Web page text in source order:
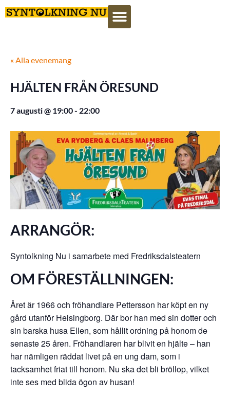
« Alla evenemang
HJÄLTEN FRÅN ÖRESUND
7 augusti @ 19:00- 22:00
ARRANGÖR:
Syntolkning Nu i samarbete med Fredriksdalsteatern
OM FÖRESTÄLLNINGEN:
Året är 1966 och fröhandlare Pettersson har köpt en ny
gård utanför Helsingborg. Där bor han med sin dotter och
sin barska husa Ellen, som hållit ordning på honom de
senaste 25 åren. Fröhandlaren har blivit en hjälte – han
har nämligen räddat livet på en ung dam, som i
tacksamhet friat till honom. Nu ska det bli bröllop, vilket
inte ses med blida ögon av husan!